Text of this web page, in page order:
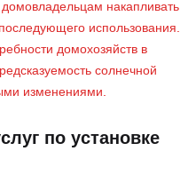
накапливать
использования.
домохозяйств в
солнечной
изменениями.
по установке